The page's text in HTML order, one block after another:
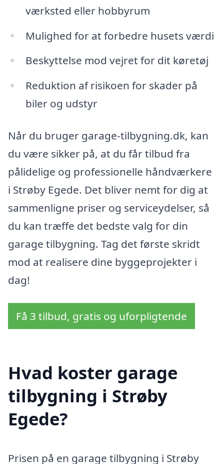
værksted eller hobbyrum
Mulighed for at forbedre husets værdi
Beskyttelse mod vejret for dit køretøj
Reduktion af risikoen for skader på
biler og udstyr
Når du bruger garage-tilbygning.dk, kan
du være sikker på, at du får tilbud fra
pålidelige og professionelle håndværkere
i Strøby Egede. Det bliver nemt for dig at
sammenligne priser og serviceydelser, så
du kan træffe det bedste valg for din
garage tilbygning. Tag det første skridt
mod at realisere dine byggeprojekter i
dag!
Få 3 tilbud, gratis og uforpligtende
Hvad koster garage
tilbygning i Strøby
Egede?
Prisen på en garage tilbygning i Strøby